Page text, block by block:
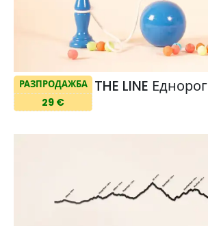
РАЗПРОДАЖБА
29 €
THE LINE Еднорог